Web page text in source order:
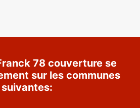
78 couverture se
sur les communes
suivantes: